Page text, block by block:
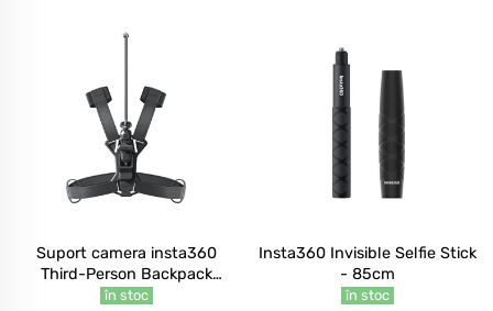
Suport camera insta360
Third-Person Backpack
Mount
în stoc
Insta360 Invisible Selfie Stick
- 85cm
în stoc